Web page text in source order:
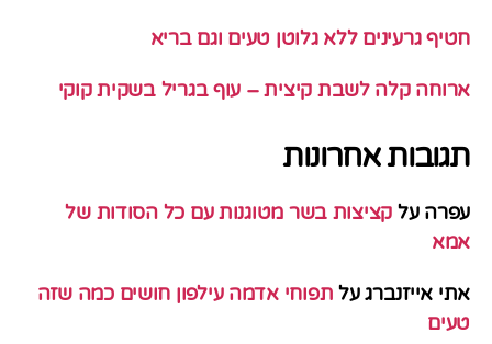
חטיף גרעינים ללא גלוטן טעים וגם בריא
ארוחה קלה לשבת קיצית – עוף בגריל בשקית קוקי
תגובות אחרונות
עפרה על קציצות בשר מטוגנות עם כל הסודות של
אמא
אתי אייזנברגעל תפוחי אדמה עילפון חושים כמה שזה
טעים